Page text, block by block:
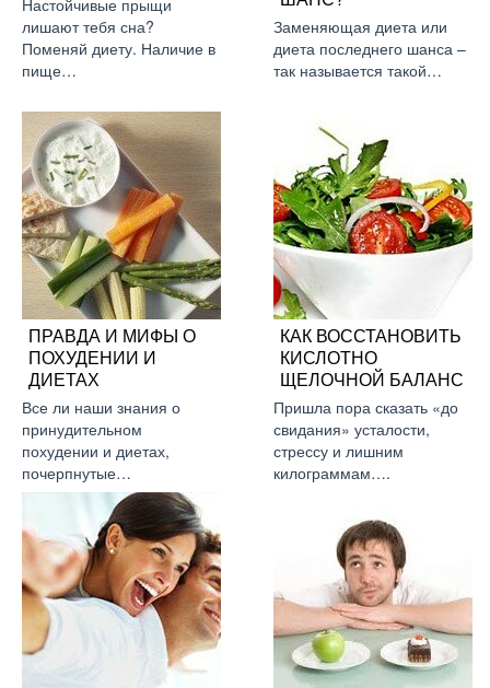
Настойчивые прыщи
лишают тебя сна?
Поменяй диету. Наличие в
пище…
Заменяющая диета или
диета последнего шанса –
так называется такой…
ПРАВДА И МИФЫ О
ПОХУДЕНИИ И
ДИЕТАХ
Все ли наши знания о
принудительном
похудении и диетах,
почерпнутые…
КАК ВОССТАНОВИТЬ
КИСЛОТНО
ЩЕЛОЧНОЙ БАЛАНС
Пришла пора сказать «до
свидания» усталости,
стрессу и лишним
килограммам….